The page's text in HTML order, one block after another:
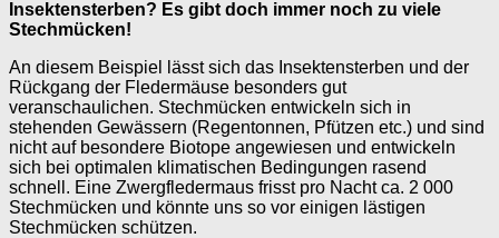
Insektensterben? Es gibt doch immer noch zu viele
Stechmücken!
An diesem Beispiel lässt sich das Insektensterben und der
Rückgang der Fledermäuse besonders gut
veranschaulichen. Stechmücken entwickeln sich in
stehenden Gewässern (Regentonnen, Pfützen etc.) und sind
nicht auf besondere Biotope angewiesen und entwickeln
sich bei optimalen klimatischen Bedingungen rasend
schnell. Eine Zwergfledermaus frisst pro Nacht ca. 2 000
Stechmücken und könnte uns so vor einigen lästigen
Stechmücken schützen.